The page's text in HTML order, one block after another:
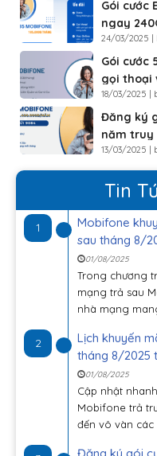
Gói cước
ngay
24/03/2025 |
Gói cước
gọi thoại
18/03/2025 |
Đăng ký
năm truy
13/03/2025 |
Tin
1
Mobifone
sau tháng 8/
01/08/2025
Trong chương
mạng trả sau
nhà mạng
2
Lịch khuyến
tháng 8/2025
01/08/2025
Cập nhật
Mobifone trả
đến vô vàn các